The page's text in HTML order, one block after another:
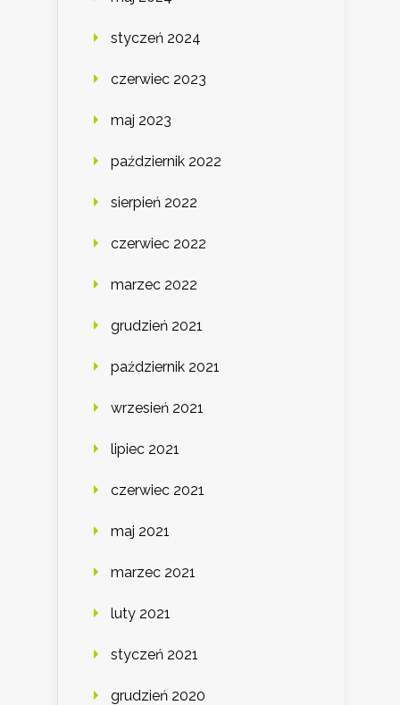
styczeń 2024
czerwiec 2023
maj 2023
październik 2022
sierpień 2022
czerwiec 2022
marzec 2022
grudzień 2021
październik 2021
wrzesień 2021
lipiec 2021
czerwiec 2021
maj 2021
marzec 2021
luty 2021
styczeń 2021
grudzień 2020